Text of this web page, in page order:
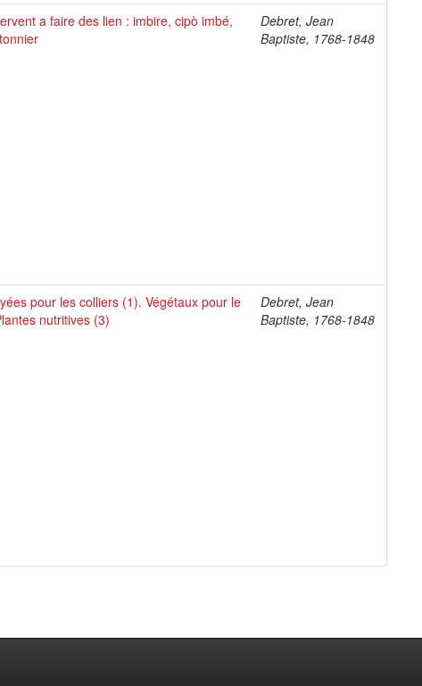
a faire des lien : imbire, cipò imbé,
Debret, Jean
Baptiste, 1768-1848
pour les colliers (1). Végétaux pour le
nutritives (3)
Debret, Jean
Baptiste, 1768-1848